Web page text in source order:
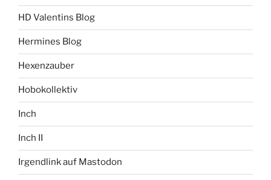
HD Valentins Blog
Hermines Blog
Hexenzauber
Hobokollektiv
Inch
Inch II
Irgendlink auf Mastodon